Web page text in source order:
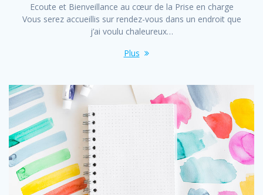
Ecoute et Bienveillance au cœur de la Prise en charge
Vous serez accueillis sur rendez-vous dans un endroit que
j’ai voulu chaleureux…
Plus